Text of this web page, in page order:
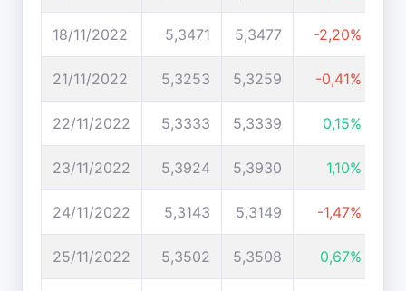
18/11/2022 5,3471 5,3477 -2,20%
21/11/2022 5,3253 5,3259 -0,41%
22/11/2022 5,3333 5,3339 0,15%
23/11/2022 5,3924 5,3930 1,10%
24/11/2022 5,3143 5,3149 -1,47%
25/11/2022 5,3502 5,3508 0,67%